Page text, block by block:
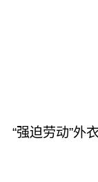
“强迫劳动”外